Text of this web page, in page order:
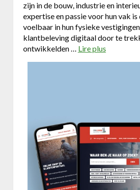
zijn in de bouw, industrie en
expertise en passie voor hun vak
voelbaar in hun fysieke
klantbeleving digitaal door te
ontwikkelden … Lire plus
o
&
P
r
o
@